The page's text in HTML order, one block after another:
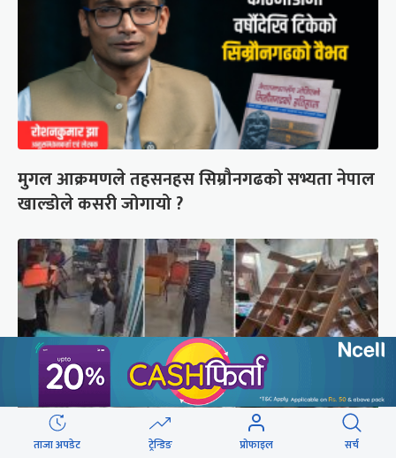
मुगल आक्रमणले तहसनहस सिम्रौनगढको सभ्यता नेपाल
खाल्डोले कसरी जोगायो ?
ताजा अपडेट ट्रेन्डिङ प्रोफाइल सर्च